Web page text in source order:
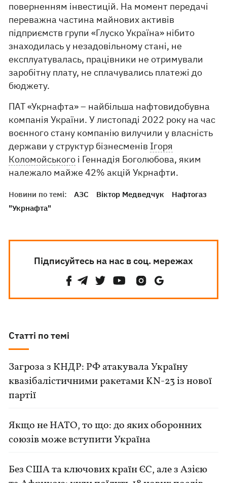
поверненням інвестицій. На момент передачі
переважна частина майнових активів
підприємств групи «Глуско Україна» нібито
знаходилась у незадовільному стані, не
експлуатувалась, працівники не отримували
заробітну плату, не сплачувались платежі до
бюджету.
ПАТ «Укрнафта» – найбільша нафтовидобувна
компанія України. У листопаді 2022 року на час
воєнного стану компанію вилучили у власність
держави у структур бізнесменів Ігоря
Коломойського і Геннадія Боголюбова, яким
належало майже 42% акцій Укрнафти.
Новини по темі: АЗС Віктор Медведчук
Нафтогаз
"Укрнафта"
Підписуйтесь на нас в соц. мережах
Статті по темі
Загроза з КНДР: РФ атакувала Україну
квазібалістичними ракетами KN-23 із нової
партії
Якщо не НАТО, то що: до яких оборонних
союзів може вступити Україна
Без США та ключових країн ЄС, але з Азією